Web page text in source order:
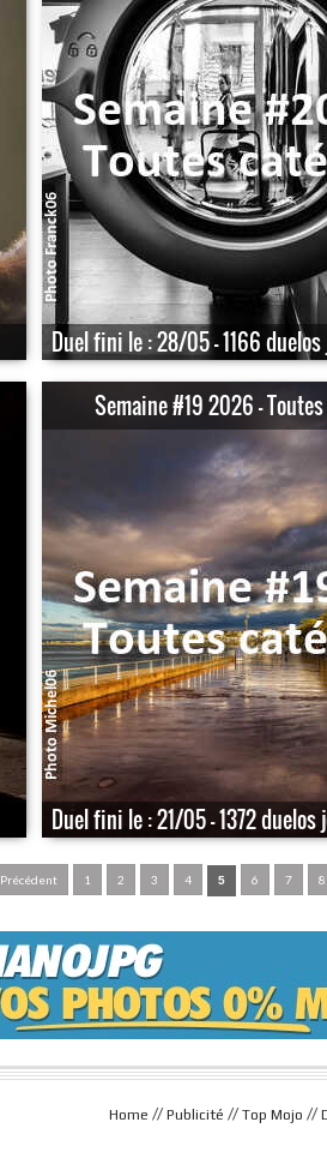
Duel fini le : 28/05 - 1166 duelos
Semaine #19 2026 -
Duel fini le : 21/05 - 1372 duelos
Précédent 1 2 3 4 5 6 7 8
Home // Publicité // Top Mojo //